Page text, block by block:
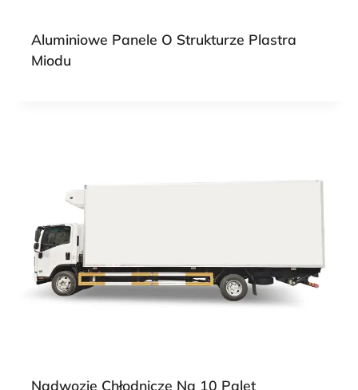
Aluminiowe Panele O Strukturze Plastra
Miodu
Nadwozie Chłodnicze Na 10 Palet